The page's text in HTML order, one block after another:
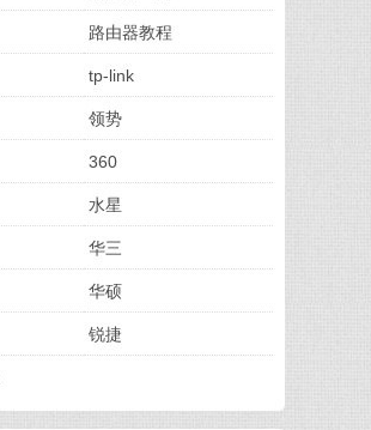
路由器教程
tp-link
领势
360
水星
华三
华硕
锐捷